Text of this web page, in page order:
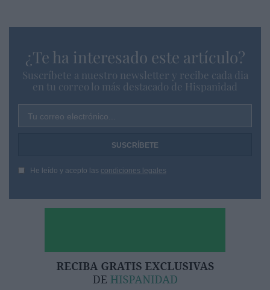
¿Te ha interesado este artículo?
Suscríbete a nuestro newsletter y recibe cada dia
en tu correo lo más destacado de Hispanidad
Tu correo electrónico...
He leído y acepto las condiciones legales